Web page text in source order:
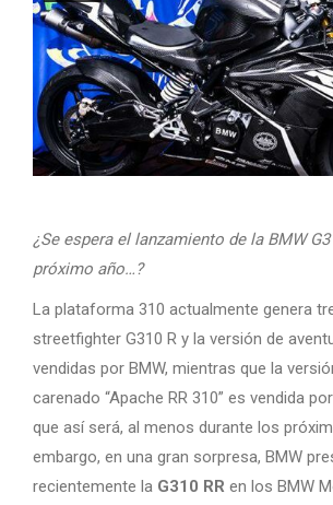
¿Se espera el lanzamiento de la BMW
próximo año…?
La plataforma 310 actualmente genera
streetfighter G310 R y la versión de
vendidas por BMW, mientras que la
carenado “Apache RR 310” es vendida
que así será, al menos durante los
embargo, en una gran sorpresa, BMW
recientemente la G310 RR en los BMW